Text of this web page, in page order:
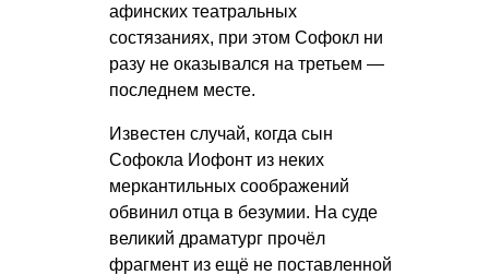
афинских театральных
состязаниях, при этом Софокл ни
разу не оказывался на третьем —
последнем месте.
Известен случай, когда сын
Софокла Иофонт из неких
меркантильных соображений
обвинил отца в безумии. На суде
великий драматург прочёл
фрагмент из ещё не поставленной